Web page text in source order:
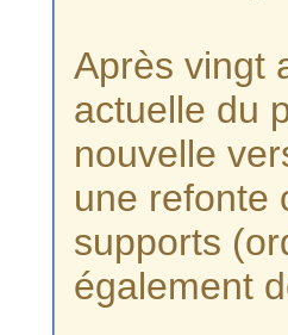
Après vingt
actuelle du
nouvelle
une refonte
supports
également